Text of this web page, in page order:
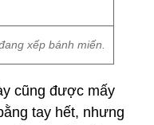
xếp bánh miến.
cũng được mấy
tay hết, nhưng